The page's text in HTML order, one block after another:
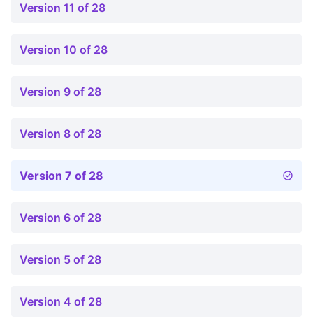
Version 11 of 28
Version 10 of 28
Version 9 of 28
Version 8 of 28
Version 7 of 28
Version 6 of 28
Version 5 of 28
Version 4 of 28